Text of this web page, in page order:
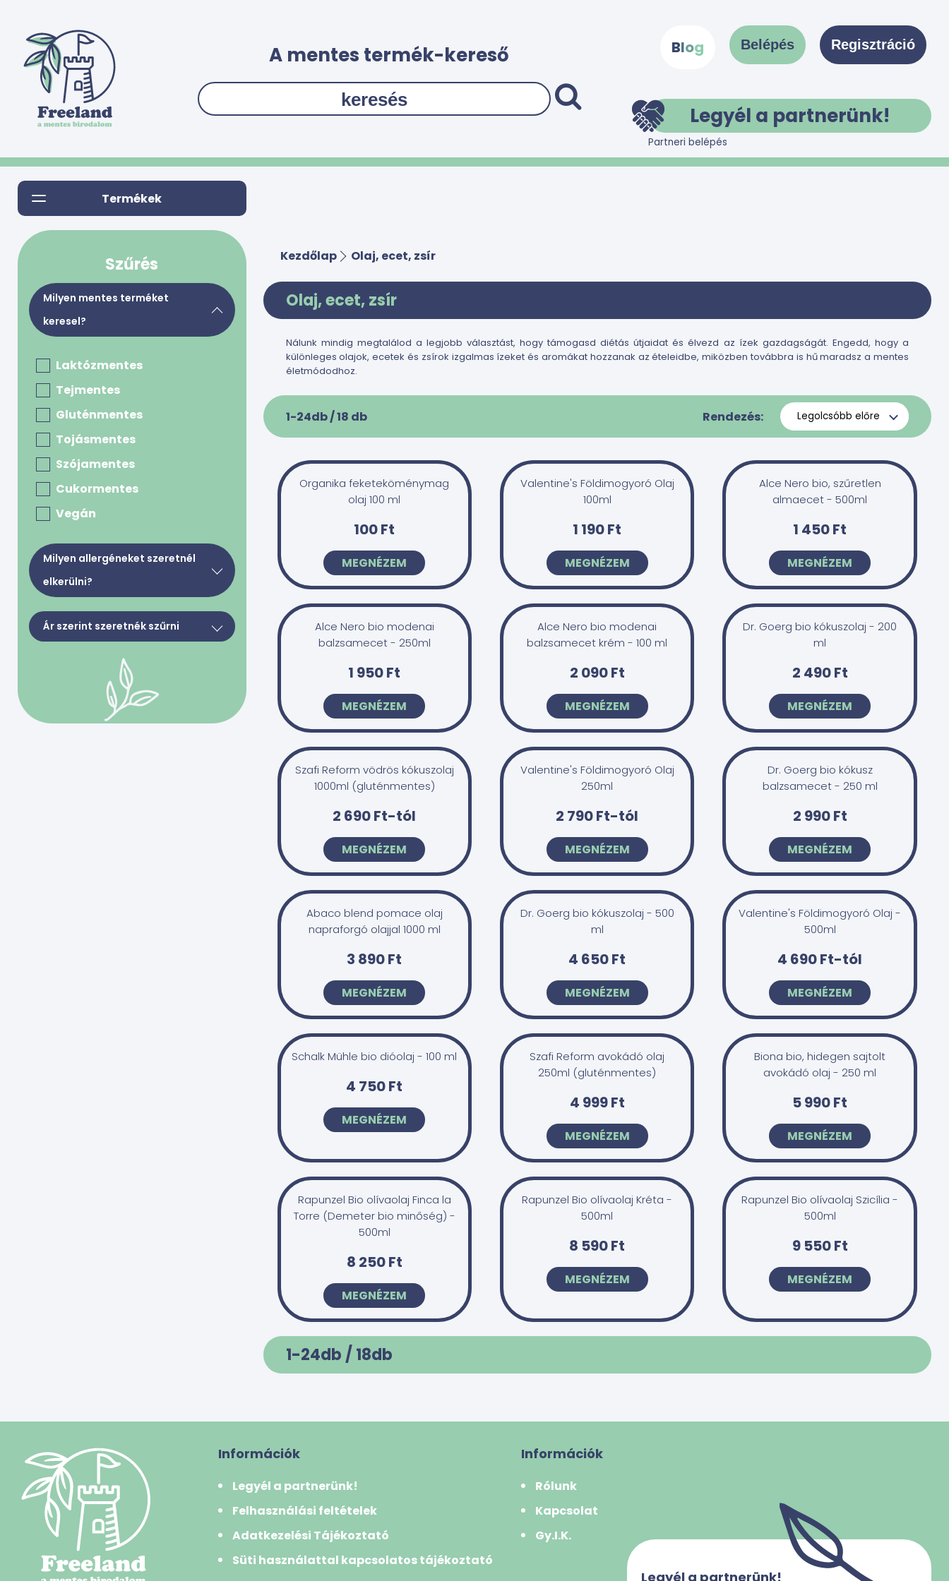
A mentes termék-kereső Blog Belépés Regisztráció
Legyél a partnerünk!
Partneri belépés
Termékek
Szűrés
Milyen mentes terméket
keresel?
Laktózmentes
Tejmentes
Gluténmentes
Tojásmentes
Szójamentes
Cukormentes
Vegán
Milyen allergéneket szeretnél
elkerülni?
Tej, tejkészítmények, tojás
bivalytej
kecsketej
tehéntej
pisztácia
tigrisdió/földimandula
Zöldségfélék
amarantusz(disznóparéj)
articsóka
borsó
Ár szerint szeretnék szűrni
Kezdőlap Olaj, ecet, zsír
Olaj, ecet, zsír
Nálunk mindig megtalálod a legjobb választást, hogy támogasd diétás útjaidat és élvezd az ízek gazdagságát. Engedd, hogy a
különleges olajok, ecetek és zsírok izgalmas ízeket és aromákat hozzanak az ételeidbe, miközben továbbra is hű maradsz a mentes
életmódodhoz.
1-24db /18 db Rendezés:
Organika feketeköménymag
olaj 100 ml
100 Ft
MEGNÉZEM
Valentine's Földimogyoró Olaj
100ml
1 190 Ft
MEGNÉZEM
Alce Nero bio, szűretlen
almaecet - 500ml
1 450 Ft
MEGNÉZEM
Alce Nero bio modenai
balzsamecet - 250ml
1 950 Ft
MEGNÉZEM
Alce Nero bio modenai
balzsamecet krém - 100 ml
2 090 Ft
MEGNÉZEM
Dr. Goerg bio kókuszolaj - 200
ml
2 490 Ft
MEGNÉZEM
Szafi Reform vödrös kókuszolaj
1000ml (gluténmentes)
2 690 Ft-tól
MEGNÉZEM
Valentine's Földimogyoró Olaj
250ml
2 790 Ft-tól
MEGNÉZEM
Dr. Goerg bio kókusz
balzsamecet - 250 ml
2 990 Ft
MEGNÉZEM
Abaco blend pomace olaj
napraforgó olajjal 1000 ml
3 890 Ft
MEGNÉZEM
Dr. Goerg bio kókuszolaj - 500
ml
4 650 Ft
MEGNÉZEM
Valentine's Földimogyoró Olaj -
500ml
4 690 Ft-tól
MEGNÉZEM
Schalk Mühle bio dióolaj - 100 ml
4 750 Ft
MEGNÉZEM
Szafi Reform avokádó olaj
250ml (gluténmentes)
4 999 Ft
MEGNÉZEM
Biona bio, hidegen sajtolt
avokádó olaj - 250 ml
5 990 Ft
MEGNÉZEM
Rapunzel Bio olívaolaj Finca la
Torre (Demeter bio minőség) -
500ml
8 250 Ft
MEGNÉZEM
Rapunzel Bio olívaolaj Kréta -
500ml
8 590 Ft
MEGNÉZEM
Rapunzel Bio olívaolaj Szicília -
500ml
9 550 Ft
MEGNÉZEM
1-24db / 18db
Információk
Legyél a partnerünk!
Felhasználási feltételek
Adatkezelési Tájékoztató
Süti használattal kapcsolatos tájékoztató
Információk
Rólunk
Kapcsolat
Gy.I.K.
Legyél a partnerünk!